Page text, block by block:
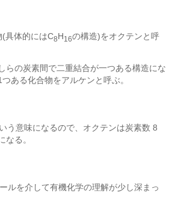
(具体的にはC8H16の構造)をオクテンと呼
らの炭素間で二重結合が一つある構造にな
ある化合物をアルケンと呼ぶ。
う意味になるので、オクテンは炭素数 8
なる。
ルを介して有機化学の理解が少し深まっ